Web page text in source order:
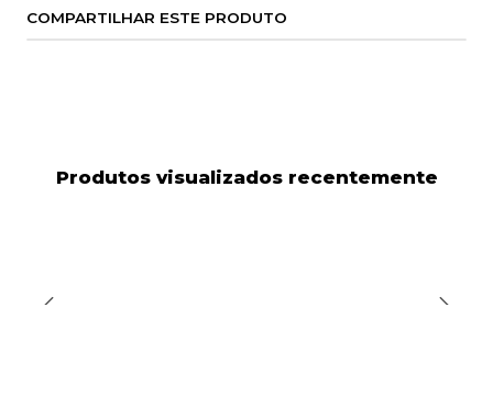
COMPARTILHAR ESTE PRODUTO
Produtos visualizados recentemente